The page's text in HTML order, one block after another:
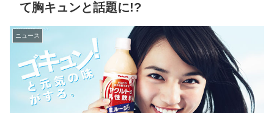
て胸キュンと話題に!?
ニュース